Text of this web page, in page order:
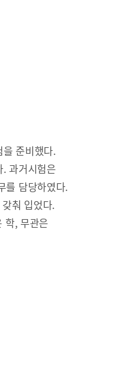
준비했다.
과거시험은
를 담당하였다.
춰 입었다.
학, 무관은